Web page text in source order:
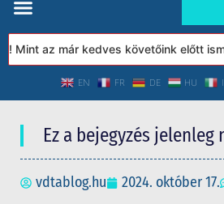
az már kedves követőink előtt
EN FR DE HU
Ez a bejegyzés
vdtablog.hu 2024. október 17.